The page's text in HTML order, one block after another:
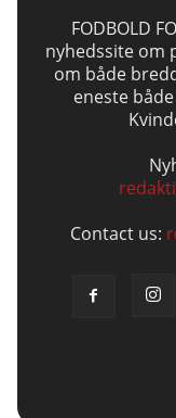
FODBOLD
nyhedssite om
om både
eneste
Contact us: